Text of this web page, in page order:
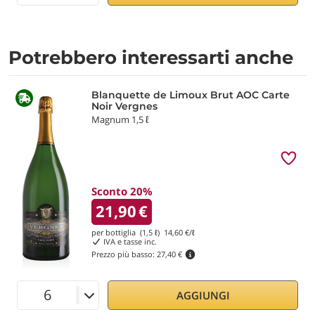
Potrebbero interessarti anche
Blanquette de Limoux Brut AOC Carte
Noir Vergnes
Magnum 1,5 ℓ
Sconto 20%
21,90€
per bottiglia (1,5 ℓ) 14,60 €/ℓ
IVA e tasse inc.
Prezzo più basso: 27,40 €
AGGIUNGI